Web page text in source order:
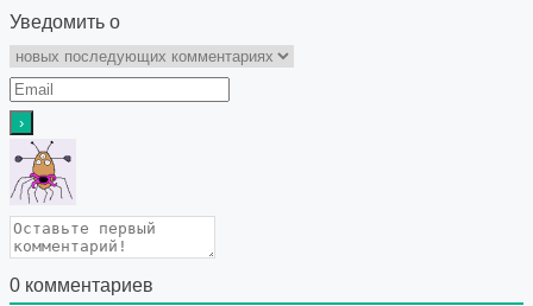
Уведомить о
0 комментариев